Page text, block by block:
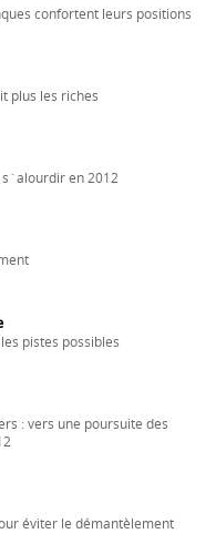
confortent leurs positions
plus les riches
en 2012
pistes possibles
: vers une poursuite des
éviter le démantèlement